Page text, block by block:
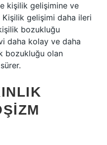
kişilik gelişimine ve
Kişilik gelişimi daha ileri
bozukluğu
daha kolay ve daha
bozukluğu olan